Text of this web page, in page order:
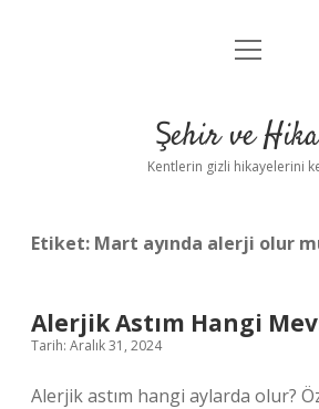
Anasayfa
Yasal Uyarı
menüyü
Şehir ve
Kentlerin gizli hikayelerini
Etiket: Mart ayında alerji olur
Alerjik Astım Hangi
Tarih: Aralık 31, 2024
Alerjik astım hangi aylarda olur?